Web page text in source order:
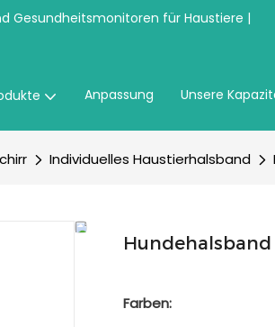
Gesundheitsmonitoren für Haustiere |
Anpassung Unsere
Individuelles Haustierhalsband
Farben: